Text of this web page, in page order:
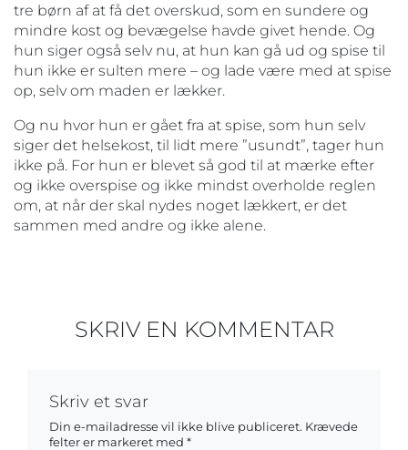
tre børn af at få det overskud, som en sundere og
mindre kost og bevægelse havde givet hende. Og
hun siger også selv nu, at hun kan gå ud og spise til
hun ikke er sulten mere – og lade være med at spise
op, selv om maden er lækker.
Og nu hvor hun er gået fra at spise, som hun selv
siger det helsekost, til lidt mere ”usundt”, tager hun
ikke på. For hun er blevet så god til at mærke efter
og ikke overspise og ikke mindst overholde reglen
om, at når der skal nydes noget lækkert, er det
sammen med andre og ikke alene.
SKRIV EN KOMMENTAR
Skriv et svar
Din e-mailadresse vil ikke blive publiceret. Krævede
felter er markeret med *